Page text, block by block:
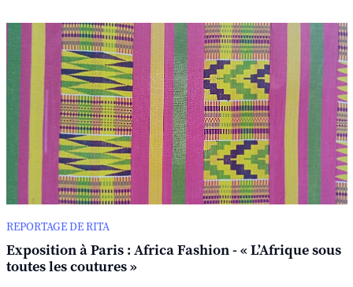
REPORTAGE DE RITA
Exposition à Paris : Africa Fashion - « L’Afrique sous
toutes les coutures »